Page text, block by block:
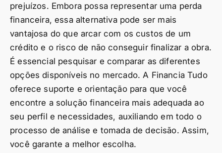
prejuízos. Embora possa representar uma perda
financeira, essa alternativa pode ser mais
vantajosa do que arcar com os custos de um
crédito e o risco de não conseguir finalizar a obra.
É essencial pesquisar e comparar as diferentes
opções disponíveis no mercado. A Financia Tudo
oferece suporte e orientação para que você
encontre a solução financeira mais adequada ao
seu perfil e necessidades, auxiliando em todo o
processo de análise e tomada de decisão. Assim,
você garante a melhor escolha.